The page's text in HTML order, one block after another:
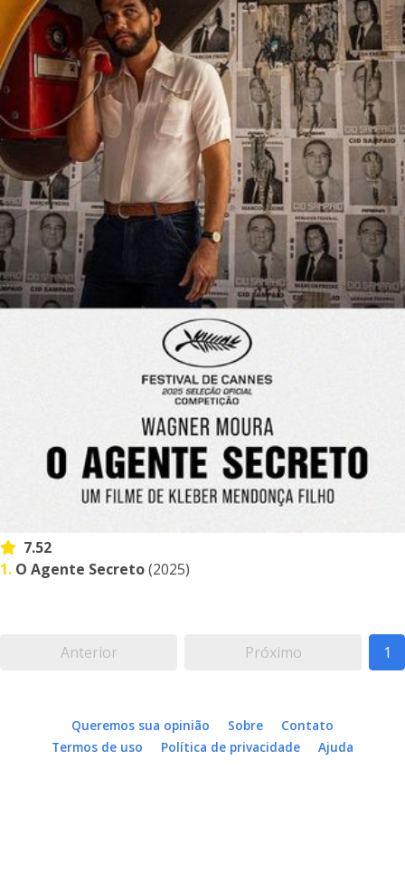
7.52
1. O Agente Secreto(2025)
Anterior Próximo 1
Queremos sua opinião Sobre
Contato
Termos de uso
Política de privacidade Ajuda